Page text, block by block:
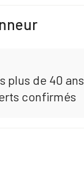
plus de 40 ans
confirmés